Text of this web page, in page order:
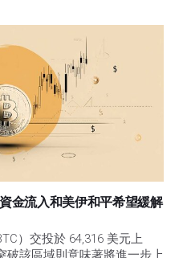
金流入和美伊和平希望緩解
）交投於 64,316 美元上
破該區域則意味著將進一步上